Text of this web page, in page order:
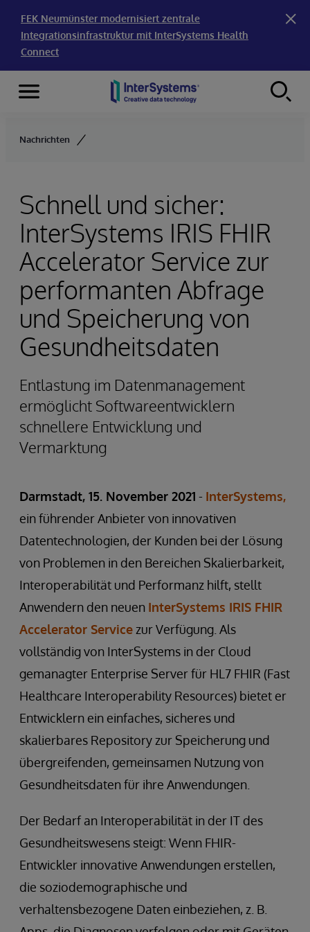
FEK Neumünster modernisiert zentrale
Integrationsinfrastruktur mit InterSystems Health
Connect
Skip to content
Menu
Nachrichten
Schnell und sicher:
InterSystems IRIS FHIR
Accelerator Service zur
performanten Abfrage
und Speicherung von
Gesundheitsdaten
Entlastung im Datenmanagement
ermöglicht Softwareentwicklern
schnellere Entwicklung und
Vermarktung
Darmstadt, 15. November 2021 - InterSystems,
ein führender Anbieter von innovativen
Datentechnologien, der Kunden bei der Lösung
von Problemen in den Bereichen Skalierbarkeit,
Interoperabilität und Performanz hilft, stellt
Anwendern den neuen InterSystems IRIS FHIR
Accelerator Service zur Verfügung. Als
vollständig von InterSystems in der Cloud
gemanagter Enterprise Server für HL7 FHIR (Fast
Healthcare Interoperability Resources) bietet er
Entwicklern ein einfaches, sicheres und
skalierbares Repository zur Speicherung und
übergreifenden, gemeinsamen Nutzung von
Gesundheitsdaten für ihre Anwendungen.
Der Bedarf an Interoperabilität in der IT des
Gesundheitswesens steigt: Wenn FHIR-
Entwickler innovative Anwendungen erstellen,
die soziodemographische und
verhaltensbezogene Daten einbeziehen, z. B.